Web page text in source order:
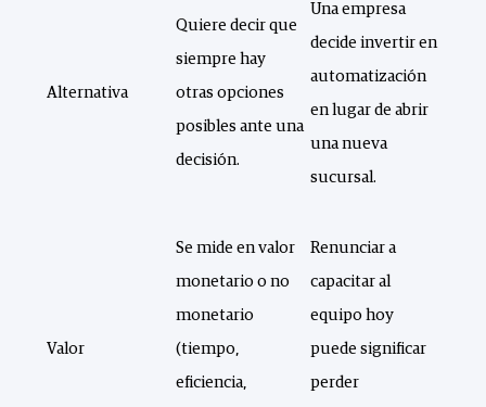
Alternativa
Quiere decir que
siempre hay
otras opciones
posibles ante una
decisión.
Una empresa
decide invertir en
automatización
en lugar de abrir
una nueva
sucursal.
Valor
Se mide en valor
monetario o no
monetario
(tiempo,
eficiencia,
Renunciar a
capacitar al
equipo hoy
puede significar
perder